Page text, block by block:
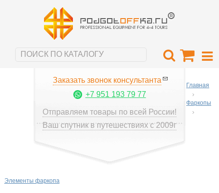
Заказать звонок консультанта
+7 951 193 79 77
Отправляем товары по всей России!
Ваш спутник в путешествиях с 2009г
Главная
Фаркопы
Элементы фаркопа